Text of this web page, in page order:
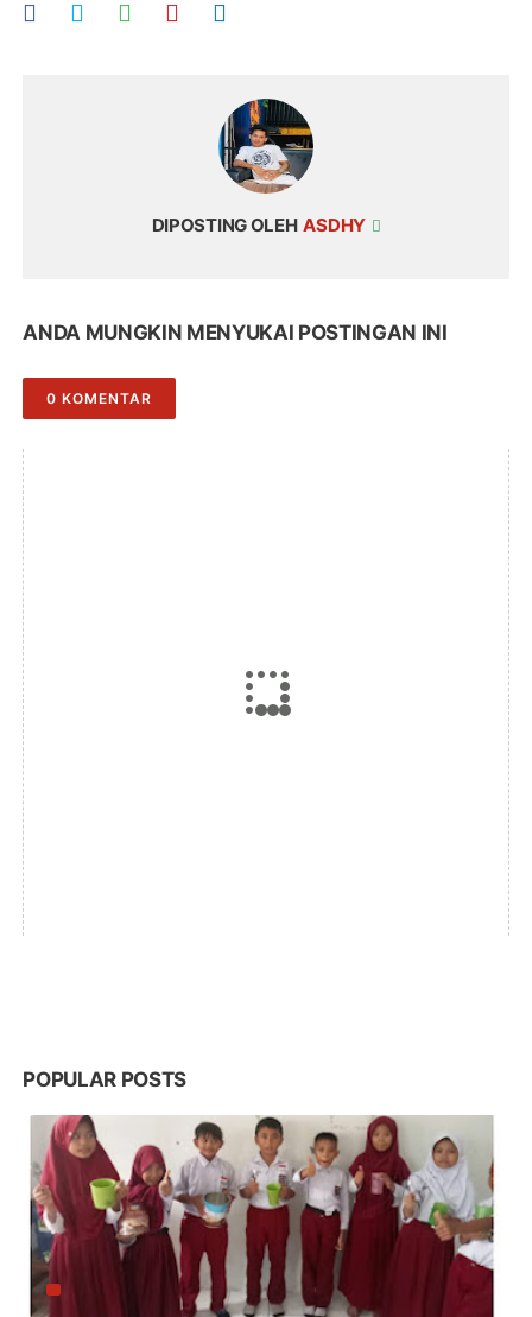
DIPOSTING OLEH ASDHY
ANDA MUNGKIN MENYUKAI POSTINGAN INI
0 KOMENTAR
POPULAR POSTS